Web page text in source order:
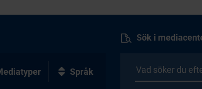
Sök i
Språk